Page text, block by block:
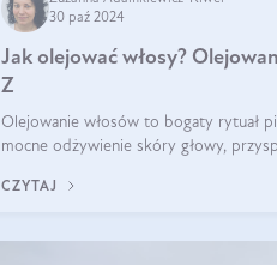
30 paź 2024
Jak olejować włosy?
Z
Olejowanie włosów to bogaty rytuał
mocne odżywienie skóry głowy,
wnętrzu włosa. Brzmi ekskl
CZYTAJ